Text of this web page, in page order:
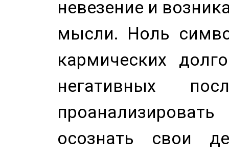
невезение и
мысли. Ноль
кармических
негативных
осознать свои